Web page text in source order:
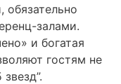
обязательно
залами.
и богатая
гостям не